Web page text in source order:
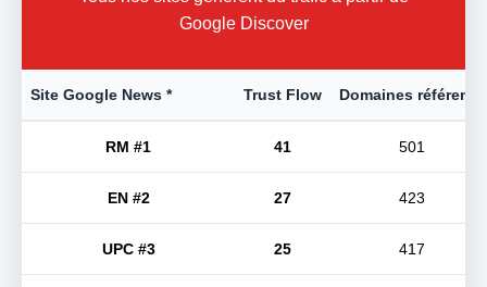
Google Discover
Site Google News * Trust Flow Domaines référents
RM #1 41 501
EN #2 27 423
UPC #3 25 417